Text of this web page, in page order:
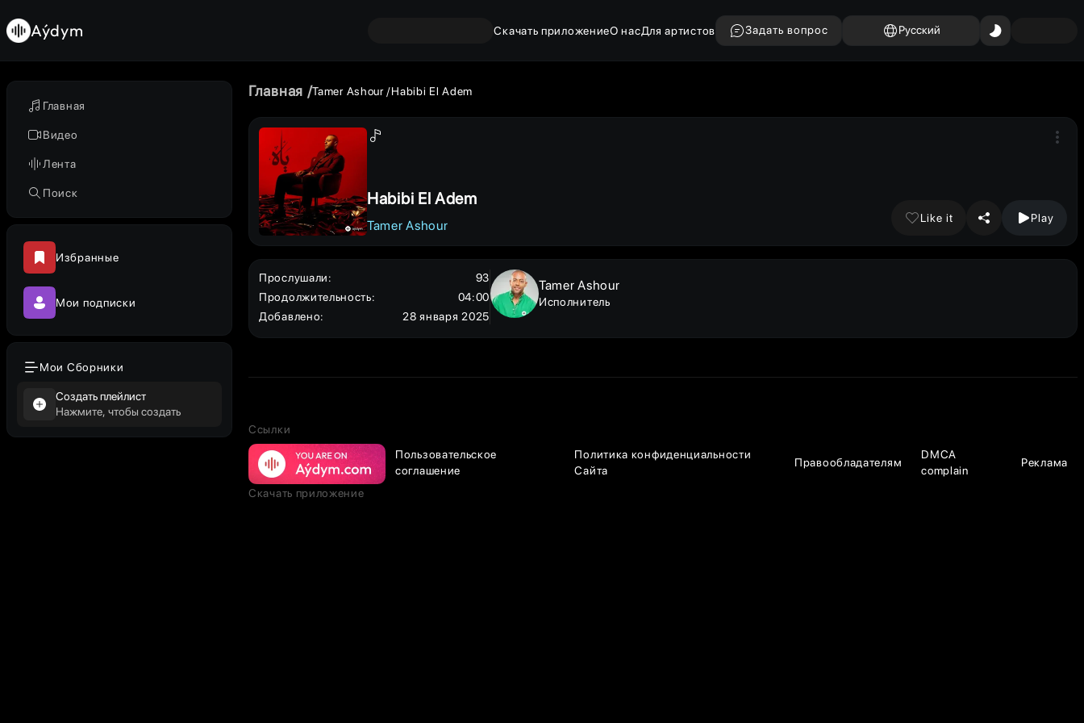
Главная
Видео
Лента
Поиск
Избранные
Мои подписки
Мои Сборники
Создать плейлист
Нажмите, чтобы создать
Aýdym Скачать приложениеО насДля артистов Задать вопрос Русский
Главная Tamer Ashour Habibi El Adem
Habibi El Adem
Tamer Ashour
Like it Play
Прослушали:
93
Продолжительность:
04:00
Добавлено: 28 января 2025
Tamer Ashour
Исполнитель
Ссылки
Пользовательское
соглашение
Политика конфиденциальности
Сайта
Правообладателям
DMCA
complain
Реклама
Скачать приложение